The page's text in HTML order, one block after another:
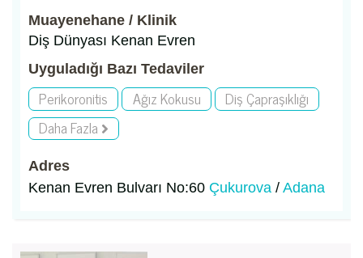
Muayenehane / Klinik
Diş Dünyası Kenan Evren
Uyguladığı Bazı Tedaviler
Perikoronitis Ağız Kokusu
Diş Çapraşıklığı
Daha Fazla
Adres
Kenan Evren Bulvarı No:60 Çukurova / Adana